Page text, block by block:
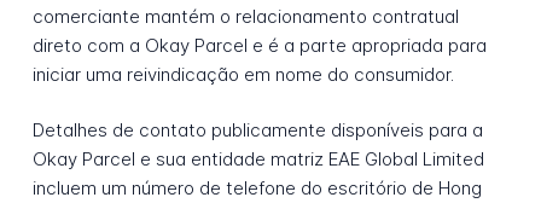
comerciante mantém o relacionamento contratual
direto com a Okay Parcel e é a parte apropriada para
iniciar uma reivindicação em nome do consumidor.
Detalhes de contato publicamente disponíveis para a
Okay Parcel e sua entidade matriz EAE Global Limited
incluem um número de telefone do escritório de Hong